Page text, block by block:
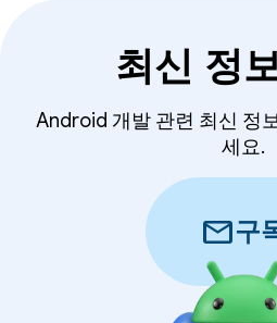
최신 정
Android 개발 관련 최신 정
세요.
mail구